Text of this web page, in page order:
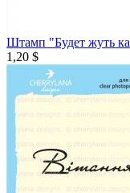
Штамп "Будет жуть
1,20 $